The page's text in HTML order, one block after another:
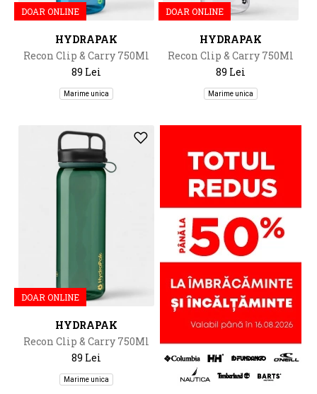
DOAR ONLINE
HYDRAPAK
Recon Clip & Carry 750Ml
89 Lei
Marime unica
DOAR ONLINE
HYDRAPAK
Recon Clip & Carry 750Ml
89 Lei
Marime unica
DOAR ONLINE
HYDRAPAK
Recon Clip & Carry 750Ml
89 Lei
Marime unica